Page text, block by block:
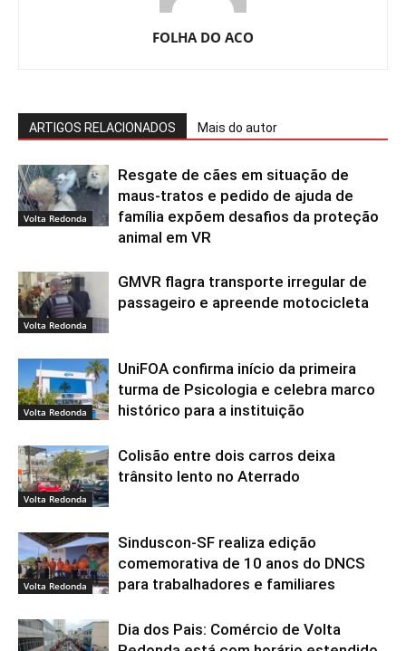
FOLHA DO ACO
ARTIGOS RELACIONADOS Mais do autor
Volta Redonda
Resgate de cães em situação de
maus-tratos e pedido de ajuda de
família expõem desafios da proteção
animal em VR
Volta Redonda
GMVR flagra transporte irregular de
passageiro e apreende motocicleta
Volta Redonda
UniFOA confirma início da primeira
turma de Psicologia e celebra marco
histórico para a instituição
Volta Redonda
Colisão entre dois carros deixa
trânsito lento no Aterrado
Volta Redonda
Sinduscon-SF realiza edição
comemorativa de 10 anos do DNCS
para trabalhadores e familiares
Dia dos Pais: Comércio de Volta